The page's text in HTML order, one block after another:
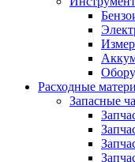
Расходные
Запасные